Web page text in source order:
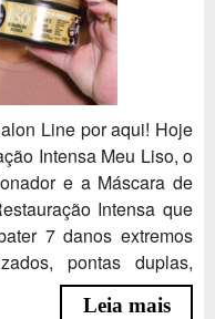
Line por aqui! Hoje
Intensa Meu Liso, o
e a Máscara de
Intensa que
7 danos extremos
pontas duplas,
Leia mais